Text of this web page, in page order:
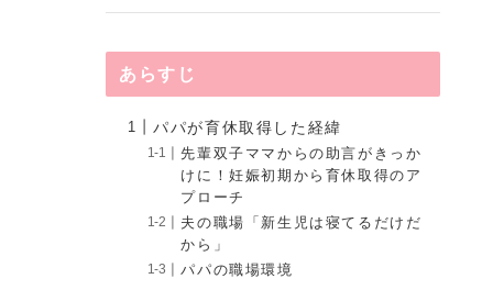
あらすじ
パパが育休取得した経緯
先輩双子ママからの助言がきっか
けに！妊娠初期から育休取得のア
プローチ
夫の職場「新生児は寝てるだけだ
から」
パパの職場環境